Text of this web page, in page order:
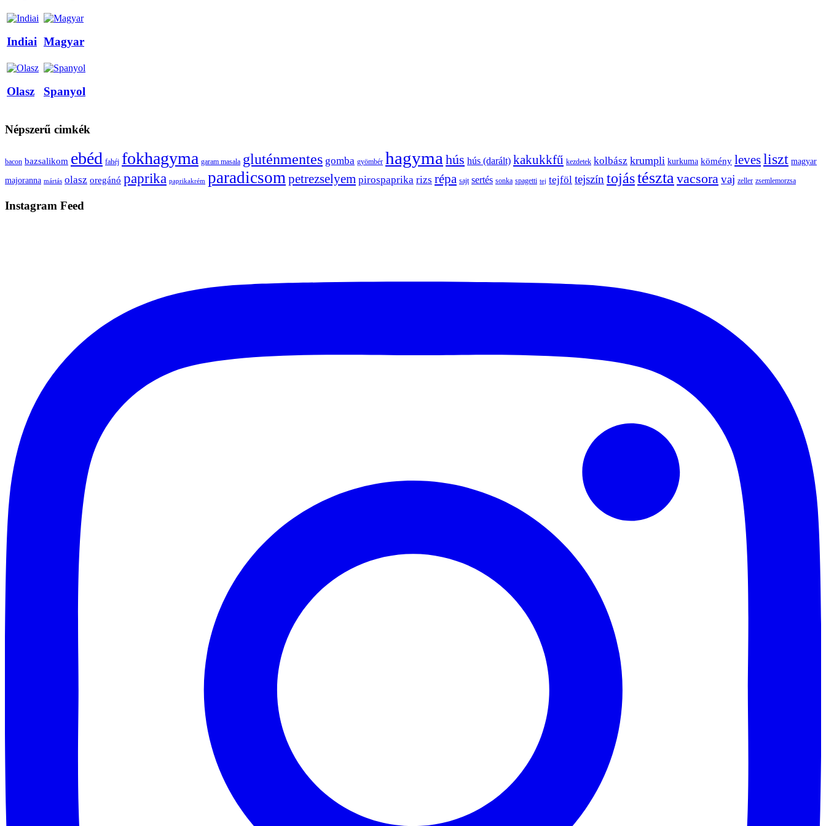
Indiai Magyar
Olasz Spanyol
Népszerű cimkék
bacon bazsalikom ebéd fahéj fokhagyma garam masala gluténmentes gomba gyömbér hagyma hús hús (darált) kakukkfű kezdetek kolbász krumpli kurkuma kömény levesliszt magyar
majoranna mártás olasz oregánó paprika paprikakrém paradicsompetrezselyem pirospaprika rizs répa sajt sertés sonka spagetti tej tejföl tejszín tojástésztavacsoravaj zeller zsemlemorzsa
Instagram Feed